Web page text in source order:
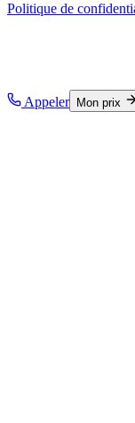
Politique de
Appeler Mon prix